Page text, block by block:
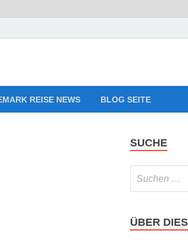
Music
REISE NEWS BLOG SEITE
SUCHE
ÜBER